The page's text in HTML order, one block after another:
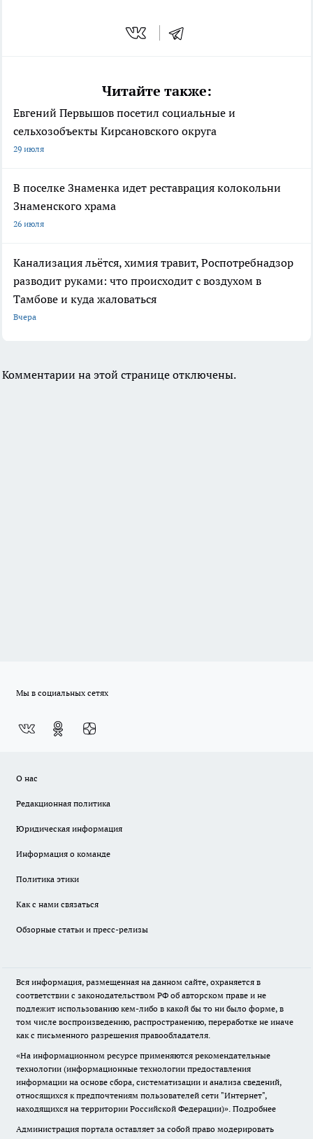
Читайте также:
Евгений Первышов посетил социальные и
сельхозобъекты Кирсановского округа
29 июля
В поселке Знаменка идет реставрация колокольни
Знаменского храма
26 июля
Канализация льётся, химия травит, Роспотребнадзор
разводит руками: что происходит с воздухом в
Тамбове и куда жаловаться
Вчера
Комментарии на этой странице отключены.
Мы в социальных сетях
О нас
Редакционная политика
Юридическая информация
Информация о команде
Политика этики
Как с нами связаться
Обзорные статьи и пресс-релизы
Вся информация, размещенная на данном сайте, охраняется в
соответствии с законодательством РФ об авторском праве и не
подлежит использованию кем-либо в какой бы то ни было форме, в
том числе воспроизведению, распространению, переработке не иначе
как с письменного разрешения правообладателя.
«На информационном ресурсе применяются рекомендательные
технологии (информационные технологии предоставления
информации на основе сбора, систематизации и анализа сведений,
относящихся к предпочтениям пользователей сети "Интернет",
находящихся на территории Российской Федерации)». Подробнее
Администрация портала оставляет за собой право модерировать